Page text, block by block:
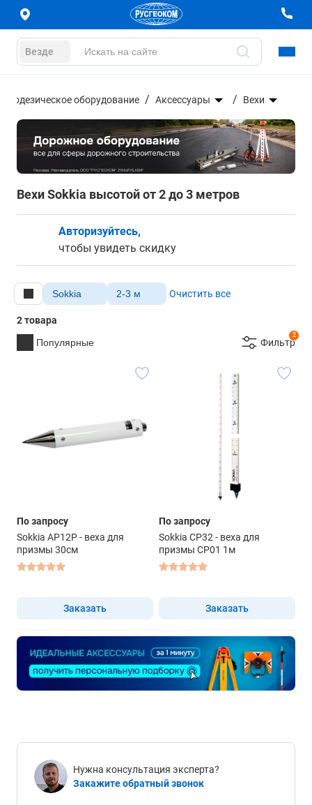
Везде
Геодезическое оборудование Аксессуары Вехи
Вехи Sokkia высотой от 2 до 3 метров
Авторизуйтесь,
чтобы увидеть скидку
Sokkia 2-3 м Очистить все
2 товара
Популярные
2
Фильтр
По запросу
Sokkia AP12P - веха для
призмы 30см
Заказать
По запросу
Sokkia CP32 - веха для
призмы CP01 1м
Заказать
Нужна консультация эксперта?
Закажите обратный звонок